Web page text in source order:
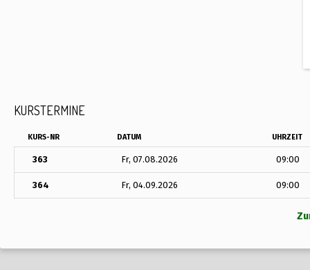
KURSTERMINE
KURS-NR DATUM UHRZEIT
363 Fr, 07.08.2026 09:00
364 Fr, 04.09.2026 09:00